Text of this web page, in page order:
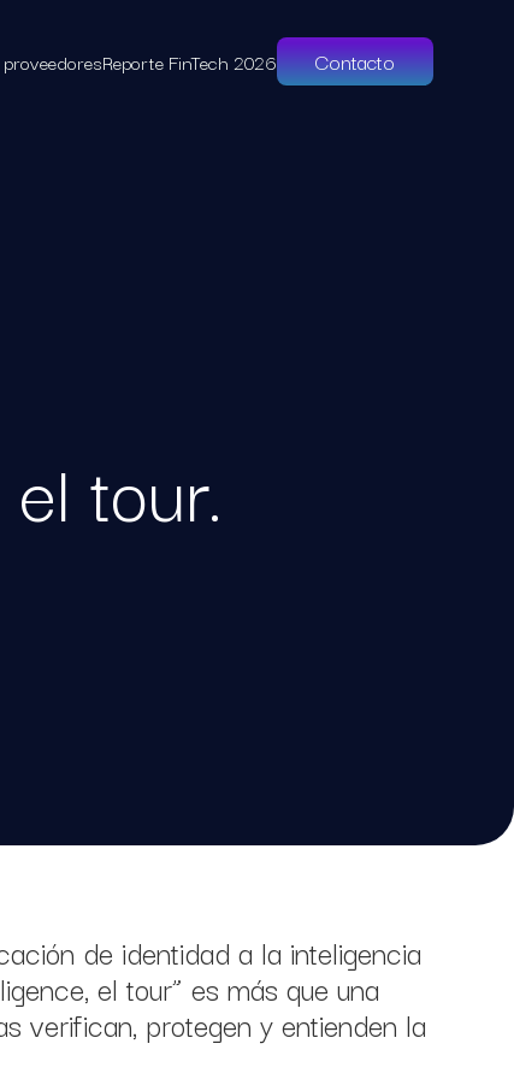
Reporte FinTech 2026 Contacto
tour.
de identidad a la inteligencia
el tour” es más que una
verifican, protegen y entienden la